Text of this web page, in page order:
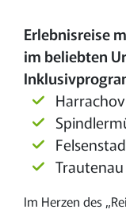
Erlebnisreise
im beliebten
Harrachov
Trautenau
Im Herzen des